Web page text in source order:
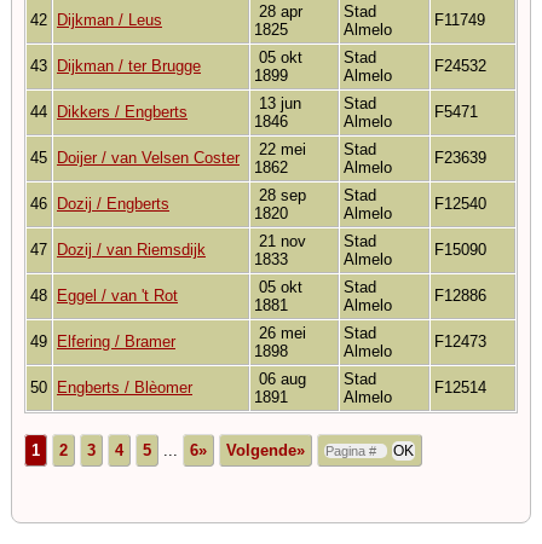
42 Dijkman / Leus
28 apr
1825
Stad
Almelo
F11749
43 Dijkman / ter Brugge
05 okt
1899
Stad
Almelo
F24532
44 Dikkers / Engberts
13 jun
1846
Stad
Almelo
F5471
45 Doijer / van Velsen Coster
22 mei
1862
Stad
Almelo
F23639
46 Dozij / Engberts
28 sep
1820
Stad
Almelo
F12540
47 Dozij / van Riemsdijk
21 nov
1833
Stad
Almelo
F15090
48 Eggel / van 't Rot
05 okt
1881
Stad
Almelo
F12886
49 Elfering / Bramer
26 mei
1898
Stad
Almelo
F12473
50 Engberts / Blèomer
06 aug
1891
Stad
Almelo
F12514
1 2 3 4 5 6» Volgende»